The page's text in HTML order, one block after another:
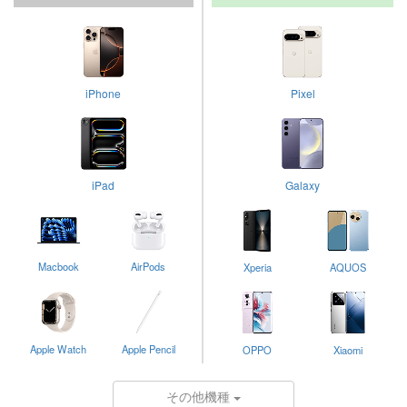
iPhone
iPad
Macbook AirPods
Apple Watch Apple Pencil
Pixel
Galaxy
Xperia AQUOS
OPPO Xiaomi
その他機種